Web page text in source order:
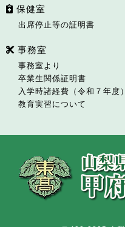
保健室
出席停止等の証明書
事務室
事務室より
卒業生関係証明書
入学時諸経費（令和７年度）
教育実習について